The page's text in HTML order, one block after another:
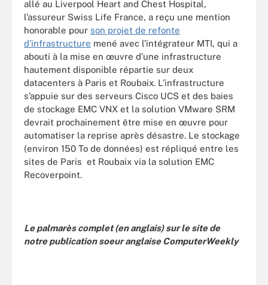
allé au Liverpool Heart and Chest Hospital,
l’assureur Swiss Life France, a reçu une mention
honorable pour son projet de refonte
d’infrastructure mené avec l’intégrateur MTI, qui a
abouti à la mise en œuvre d’une infrastructure
hautement disponible répartie sur deux
datacenters à Paris et Roubaix. L’infrastructure
s’appuie sur des serveurs Cisco UCS et des baies
de stockage EMC VNX et la solution VMware SRM
devrait prochainement être mise en œuvre pour
automatiser la reprise après désastre. Le stockage
(environ 150 To de données) est répliqué entre les
sites de Paris et Roubaix via la solution EMC
Recoverpoint.
Le palmarès complet (en anglais) sur le site de
notre publication soeur anglaise ComputerWeekly